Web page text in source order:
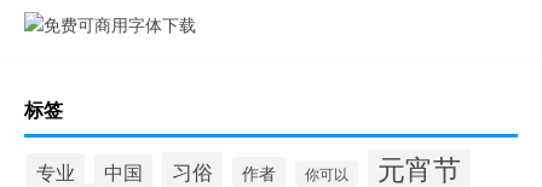
标签
专业 中国 习俗 作者 你可以 元宵节